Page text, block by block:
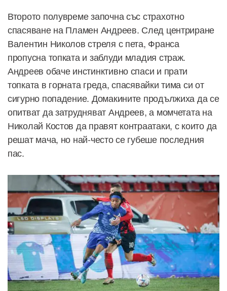
Второто полувреме започна със страхотно
спасяване на Пламен Андреев. След центриране
Валентин Николов стреля с пета, Франса
пропусна топката и заблуди младия страж.
Андреев обаче инстинктивно спаси и прати
топката в горната греда, спасявайки тима си от
сигурно попадение. Домакините продължиха да се
опитват да затрудняват Андреев, а момчетата на
Николай Костов да правят контраатаки, с които да
решат мача, но най-често се губеше последния
пас.